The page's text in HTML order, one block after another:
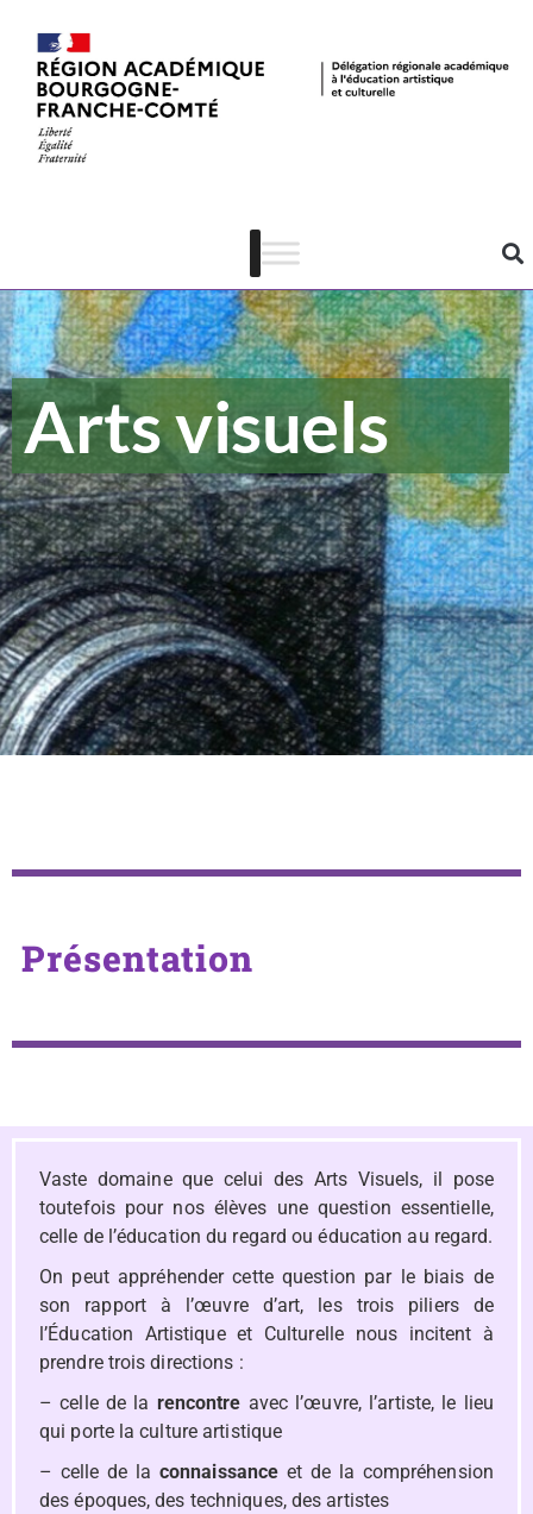
Arts visuels
Présentation
Vaste domaine que celui des Arts Visuels, il pose
toutefois pour nos élèves une question essentielle,
celle de l’éducation du regard ou éducation au regard.
On peut appréhender cette question par le biais de
son rapport à l’œuvre d’art, les trois piliers de
l’Éducation Artistique et Culturelle nous incitent à
prendre trois directions :
– celle de la rencontre avec l’œuvre, l’artiste, le lieu
qui porte la culture artistique
– celle de la connaissance et de la compréhension
des époques, des techniques, des artistes